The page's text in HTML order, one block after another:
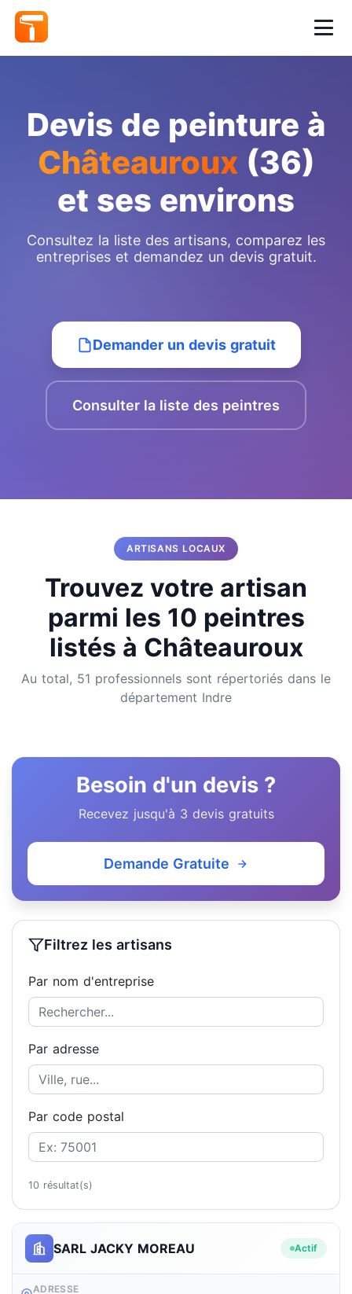
Devis de peinture à
Châteauroux(36)
et ses environs
Consultez la liste des artisans, comparez les
entreprises et demandez un devis gratuit.
Demander un devis gratuit
Consulter la liste des peintres
ARTISANS LOCAUX
Trouvez votre artisan
parmi les 10 peintres
listés à Châteauroux
Au total, 51 professionnels sont répertoriés dans le
département Indre
SARL JACKY MOREAU Actif
ADRESSE
Besoin d'un devis ?
Recevez jusqu'à 3 devis gratuits
Demande Gratuite
Filtrez les artisans
Par nom d'entreprise
Par adresse
Par code postal
10 résultat(s)